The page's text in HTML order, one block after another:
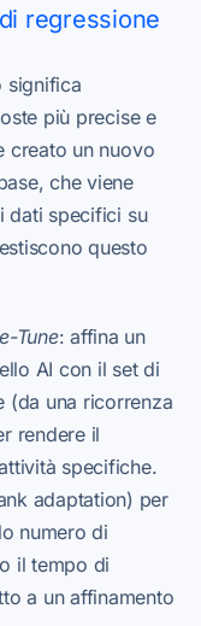
regressione
significa
più precise e
creato un nuovo
che viene
dati specifici su
questo
Tune: affina un
AI con il set di
(da una ricorrenza
rendere il
specifiche.
adaptation) per
numero di
il tempo di
a un affinamento